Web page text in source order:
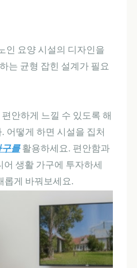
인 요양 시설의 디자인을
는 균형 잡힌 설계가 필요
안하게 느낄 수 있도록 해
어떻게 하면 시설을 집처
를활용하세요. 편안함과
생활 가구에 투자하세
롭게 바꿔보세요.